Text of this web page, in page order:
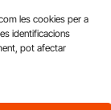
les cookies per a
identificacions
pot afectar